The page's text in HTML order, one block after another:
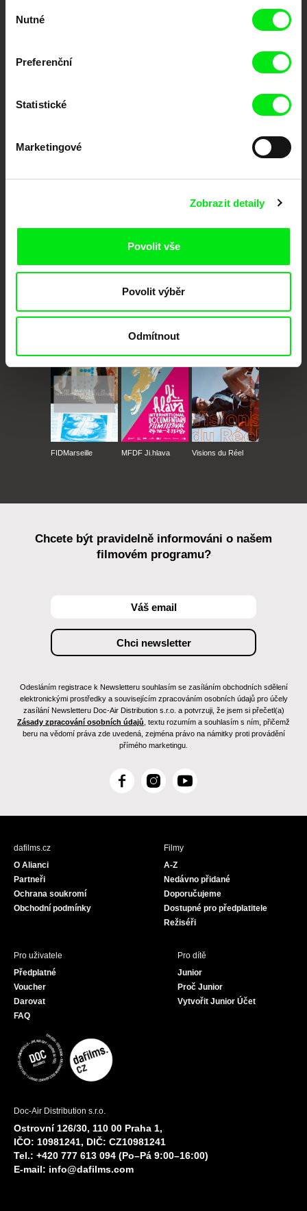
souhlasu
Nutné
Preferenční
Statistické
Marketingové
Zobrazit detaily
Povolit vše
Povolit výběr
Odmítnout
Portál DAFilms.cz je výsledkem tvůrčí spolupráce 7 klíčových evropských
festivalů dokumentárního filmu sdružených do Doc Alliance. Naším cílem je
Against Gravity
FIDMarseille MFDF Ji.hlava Visions du Réel
Chcete být pravidelně informováni o našem
filmovém programu?
Odesláním registrace k Newsletteru souhlasím se zasíláním obchodních sdělení
elektronickými prostředky a souvisejícím zpracováním osobních údajů pro účely
zasílání Newsletteru Doc-Air Distribution s.r.o. a potvrzuji, že jsem si přečetl(a)
Zásady zpracování osobních údajů , textu rozumím a souhlasím s ním, přičemž
beru na vědomí práva zde uvedená, zejména právo na námitky proti provádění
přímého marketingu.
F
c
I
s
Y
u
dafilms.cz
O Alianci
Partneři
Ochrana soukromí
Obchodní podmínky
Filmy
A-Z
Nedávno přidané
Doporučujeme
Dostupné pro předplatitele
Režiséři
Pro uživatele
Předplatné
Voucher
Darovat
FAQ
Pro dítě
Junior
Proč Junior
Vytvořit Junior Účet
Doc-Air Distribution s.r.o.
Ostrovní 126/30, 110 00 Praha 1,
IČO: 10981241, DIČ: CZ10981241
Tel.: +420 777 613 094 (Po–Pá 9:00–16:00)
E-mail: info@dafilms.com